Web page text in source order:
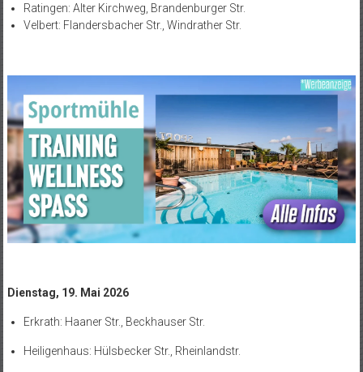
Ratingen: Alter Kirchweg, Brandenburger Str.
Velbert: Flandersbacher Str., Windrather Str.
Dienstag, 19. Mai 2026
Erkrath: Haaner Str., Beckhauser Str.
Heiligenhaus: Hülsbecker Str., Rheinlandstr.